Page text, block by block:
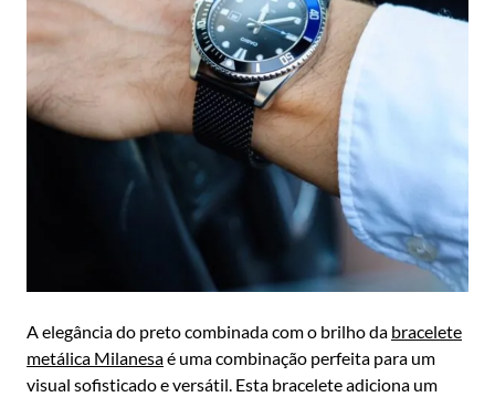
A elegância do preto combinada com o brilho da bracelete
metálica Milanesaé uma combinação perfeita para um
visual sofisticado e versátil. Esta bracelete adiciona um